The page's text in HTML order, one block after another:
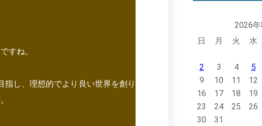
すね。
し、理想的でより良い世界を創り
2026年
日
月 火 水
2
3 4 5
9
10 11 12
16
17 18 19
23
24 25 26
30
31